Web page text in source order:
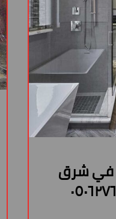
في شرق